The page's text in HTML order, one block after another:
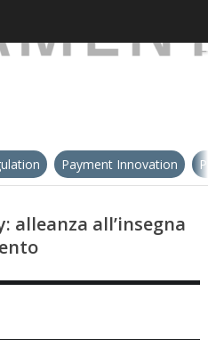
Payment Innovation
alleanza all’insegna